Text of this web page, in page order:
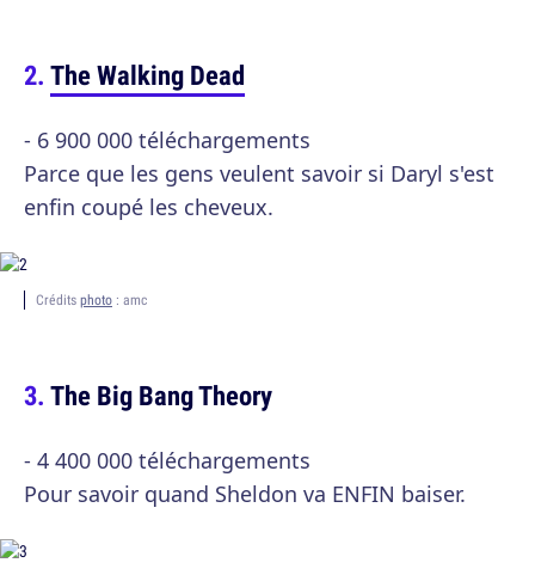
The Walking Dead
- 6 900 000 téléchargements
Parce que les gens veulent savoir si Daryl s'est
enfin coupé les cheveux.
Crédits photo : amc
The Big Bang Theory
- 4 400 000 téléchargements
Pour savoir quand Sheldon va ENFIN baiser.